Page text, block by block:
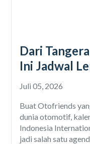
Dari
Ini Jadwal
yang Wajib
Juli 05, 2026
Buat Otofriends
dunia otomotif,
Indonesia
jadi salah satu